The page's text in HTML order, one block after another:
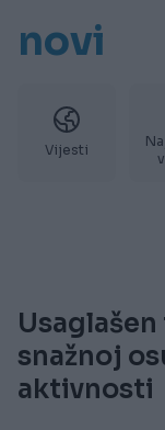
novi
Vijesti
snažnoj
aktivnosti